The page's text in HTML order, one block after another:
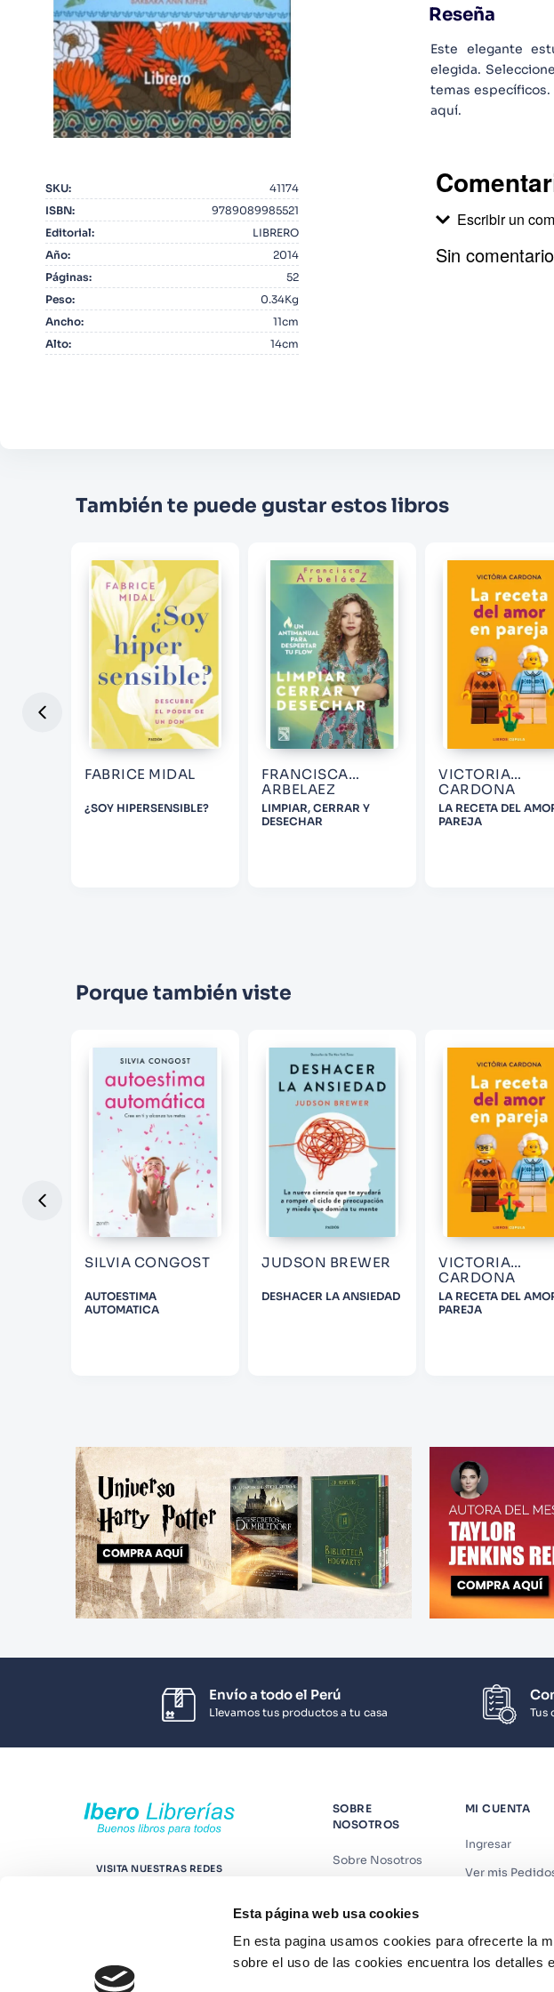
Esta página web usa cookies
En esta pagina usamos cookies para ofrecerte la
sobre el uso de las cookies encuentra los detalles
SKU:
41174
ISBN:
9789089985521
Editorial:
LIBRERO
Año:
2014
Páginas:
52
Peso:
0.34Kg
Ancho:
11cm
Alto: 14cm
Reseña
Este elegante
elegida.
temas
aquí.
Escribir un
Escribir
ENVIAR
Sin
También te puede gustar estos libros
FABRICE MIDAL
¿SOY HIPERSENSIBLE?
FRANCISCA
ARBELAEZ
LIMPIAR, CERRAR Y
DESECHAR
VICTORIA
CARDONA
LA RECETA DEL
PAREJA
Porque también viste
SILVIA CONGOST
AUTOESTIMA
AUTOMATICA
JUDSON BREWER
DESHACER LA ANSIEDAD
VICTORIA
CARDONA
LA RECETA DEL
PAREJA
Envío a todo el Perú
Llevamos tus productos a tu casa Tus
VISITA NUESTRAS REDES
SOBRE
NOSOTROS
Sobre Nosotros
Contáctanos
Suscríbete
MI CUENTA
Ingresar
Ver mis
Recuperar